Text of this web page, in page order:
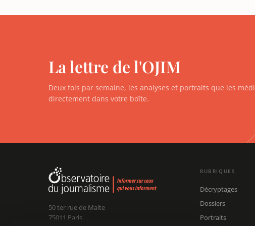
La lettre de l'OJIM
Deux fois par semaine, les analyses et portraits que les
directement dans votre boîte.
50 ter rue de Malte
75011 Paris
RUBRIQUES
Décryptages
Dossiers
Portraits